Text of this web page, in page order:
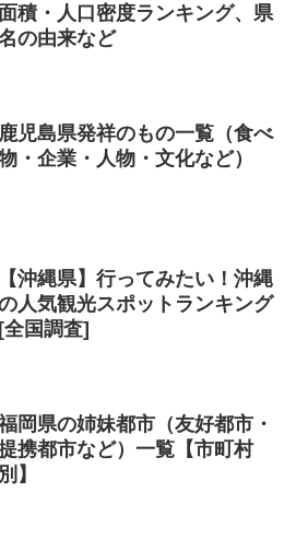
積・人口密度ランキング、県
の由来など
鹿児島県発祥のもの一覧（食べ
・企業・人物・文化など）
【沖縄県】行ってみたい！沖縄
人気観光スポットランキング
[全国調査]
岡県の姉妹都市（友好都市・
携都市など）一覧【市町村
別】